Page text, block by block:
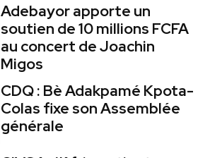
Adebayor apporte un
soutien de 10 millions FCFA
au concert de Joachin
Migos
CDQ : Bè Adakpamé Kpota-
Colas fixe son Assemblée
générale